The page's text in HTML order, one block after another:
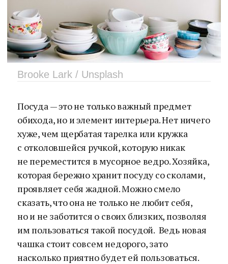
Brooke Lark / Unsplash
Посуда — это не только важный предмет
обихода, но и элемент интерьера. Нет ничего
хуже, чем щербатая тарелка или кружка
с отколовшейся ручкой, которую никак
не переместится в мусорное ведро. Хозяйка,
которая бережно хранит посуду со сколами,
проявляет себя жадной. Можно смело
сказать, что она не только не любит себя,
но и не заботится о своих близких, позволяя
им пользоваться такой посудой. Ведь новая
чашка стоит совсем недорого, зато
насколько приятно будет ей пользоваться.